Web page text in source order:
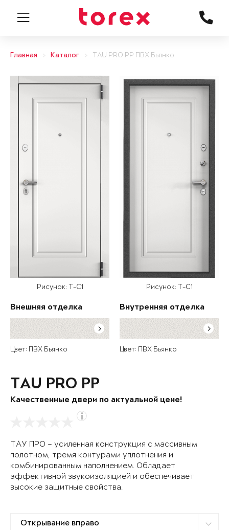
Главная Каталог TAU PRO PP ПВХ Бьянко
Рисунок: T-C1
Внешняя отделка
Цвет: ПВХ Бьянко
Рисунок: T-C1
Внутренняя отделка
Цвет: ПВХ Бьянко
TAU PRO PP
Качественные двери по актуальной цене!
ТАУ ПРО – усиленная конструкция с массивным
полотном, тремя контурами уплотнения и
комбинированным наполнением. Обладает
эффективной звукоизоляцией и обеспечивает
высокие защитные свойства.